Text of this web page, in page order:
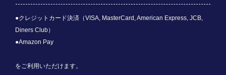
●クレジットカード決済（VISA, MasterCard, American Express, JCB,
Diners Club）
●Amazon Pay
をご利用いただけます。